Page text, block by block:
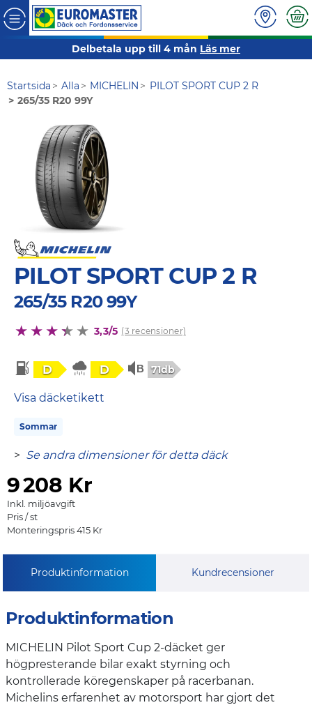
Delbetala upp till 4 mån Läs mer
Startsida Alla MICHELIN
PILOT SPORT CUP 2 R
265/35 R20 99Y
PILOT SPORT CUP 2 R
265/35 R20 99Y
3,3/5 (3 recensioner)
D D 71db
Visa däcketikett
Sommar
> Se andra dimensioner för detta däck
9208 Kr
Inkl. miljöavgift
Pris / st
Monteringspris 415 Kr
Produktinformation Kundrecensioner
Produktinformation
MICHELIN Pilot Sport Cup 2-däcket ger
högpresterande bilar exakt styrning och
kontrollerade köregenskaper på racerbanan.
Michelins erfarenhet av motorsport har gjort det